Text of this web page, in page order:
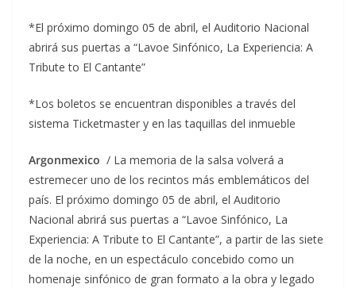
*El próximo domingo 05 de abril, el Auditorio Nacional
abrirá sus puertas a “Lavoe Sinfónico, La Experiencia: A
Tribute to El Cantante”
*Los boletos se encuentran disponibles a través del
sistema Ticketmaster y en las taquillas del inmueble
Argonmexico / La memoria de la salsa volverá a
estremecer uno de los recintos más emblemáticos del
país. El próximo domingo 05 de abril, el Auditorio
Nacional abrirá sus puertas a “Lavoe Sinfónico, La
Experiencia: A Tribute to El Cantante”, a partir de las siete
de la noche, en un espectáculo concebido como un
homenaje sinfónico de gran formato a la obra y legado